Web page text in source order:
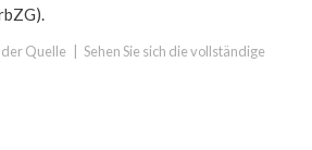
Quelle Sehen Sie sich die vollständige